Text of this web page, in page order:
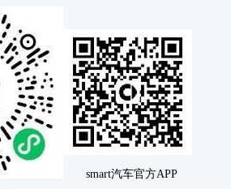
smart汽车官方APP